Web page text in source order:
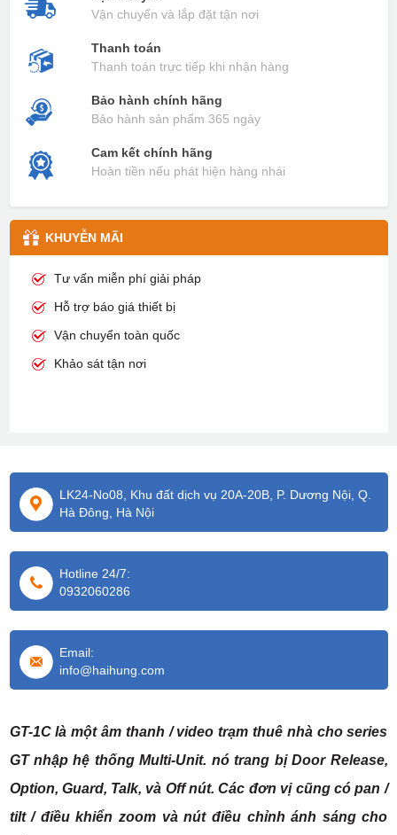
Vận chuyển và lắp đặt tận nơi
Thanh toán
Thanh toán trực tiếp khi nhận hàng
Bảo hành chính hãng
Bảo hành sản phẩm 365 ngày
Cam kết chính hãng
Hoàn tiền nếu phát hiện hàng nhái
KHUYỄN MÃI
Tư vấn miễn phí giải pháp
Hỗ trợ báo giá thiết bị
Vận chuyển toàn quốc
Khảo sát tận nơi
LK24-No08, Khu đất dịch vụ 20A-20B, P. Dương Nội, Q.
Hà Đông, Hà Nội
Hotline 24/7:
0932060286
Email:
info@haihung.com
GT-1C là một âm thanh / video trạm thuê nhà cho series
GT nhập hệ thống Multi-Unit. nó trang bị Door Release,
Option, Guard, Talk, và Off nút. Các đơn vị cũng có pan /
tilt / điều khiển zoom và nút điều chỉnh ánh sáng cho